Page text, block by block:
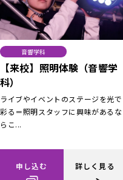
音響学科
【来校】照明体験（音響学
科）
ライブやイベントのステージを光で
彩る＝照明スタッフに興味があるな
らこ...
申し込む 詳しく見る